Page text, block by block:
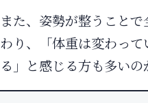
また、姿勢が整うこと
わり、「体重は変わっ
る」と感じる方も多いの